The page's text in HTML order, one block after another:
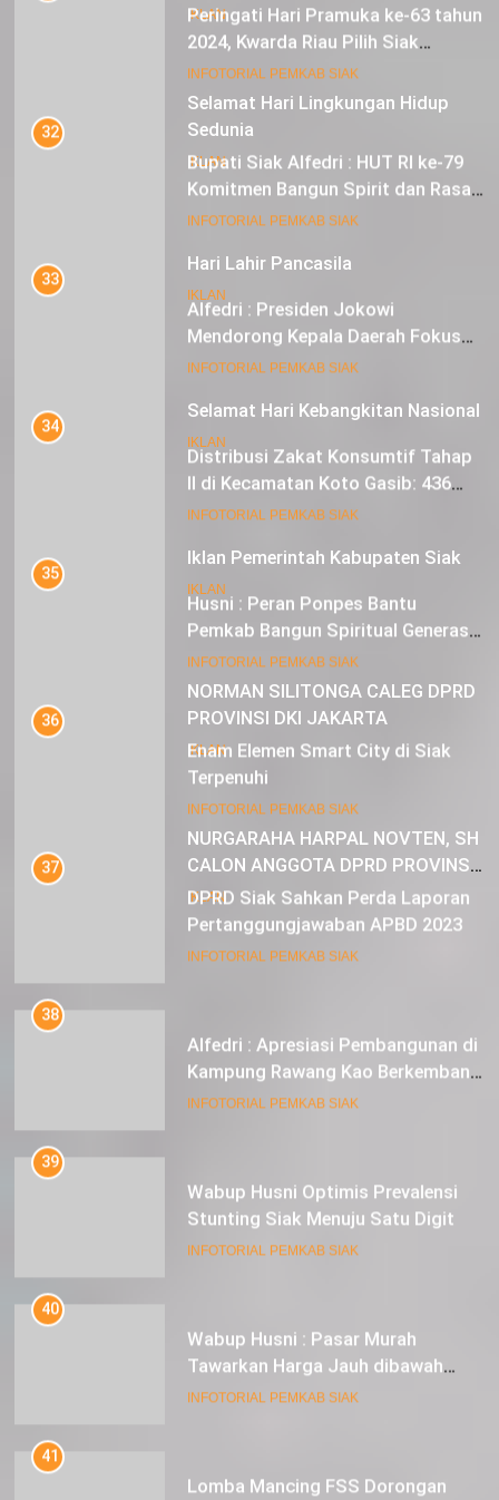
IKLAN
Selamat Hari Lingkungan Hidup
Sedunia
IKLAN
Hari Lahir Pancasila
IKLAN
Selamat Hari Kebangkitan Nasional
IKLAN
Iklan Pemerintah Kabupaten Siak
IKLAN
NORMAN SILITONGA CALEG DPRD
PROVINSI DKI JAKARTA
IKLAN
NURGARAHA HARPAL NOVTEN, SH
CALON ANGGOTA DPRD PROVINSI
DKI JAKARTA
IKLAN
Peringati Hari Pramuka ke-63 tahun
2024, Kwarda Riau Pilih Siak
Sebagai Tuan Rumah
INFOTORIAL PEMKAB SIAK
32
Bupati Siak Alfedri : HUT RI ke-79
Komitmen Bangun Spirit dan Rasa
Nasionalisme
INFOTORIAL PEMKAB SIAK
33
Alfedri : Presiden Jokowi
Mendorong Kepala Daerah Fokus
pada Inflasi dan Pilkada Serentak
INFOTORIAL PEMKAB SIAK
34
Distribusi Zakat Konsumtif Tahap
II di Kecamatan Koto Gasib: 436
Mustahik Terima Bantuan
INFOTORIAL PEMKAB SIAK
35
Husni : Peran Ponpes Bantu
Pemkab Bangun Spiritual Generasi
Muda
INFOTORIAL PEMKAB SIAK
36
Enam Elemen Smart City di Siak
Terpenuhi
INFOTORIAL PEMKAB SIAK
37
DPRD Siak Sahkan Perda Laporan
Pertanggungjawaban APBD 2023
INFOTORIAL PEMKAB SIAK
38
Alfedri : Apresiasi Pembangunan di
Kampung Rawang Kao Berkembang
Pesat
INFOTORIAL PEMKAB SIAK
39
Wabup Husni Optimis Prevalensi
Stunting Siak Menuju Satu Digit
INFOTORIAL PEMKAB SIAK
40
Wabup Husni : Pasar Murah
Tawarkan Harga Jauh dibawah
Pasar Tradisional
INFOTORIAL PEMKAB SIAK
41
Lomba Mancing FSS Dorongan